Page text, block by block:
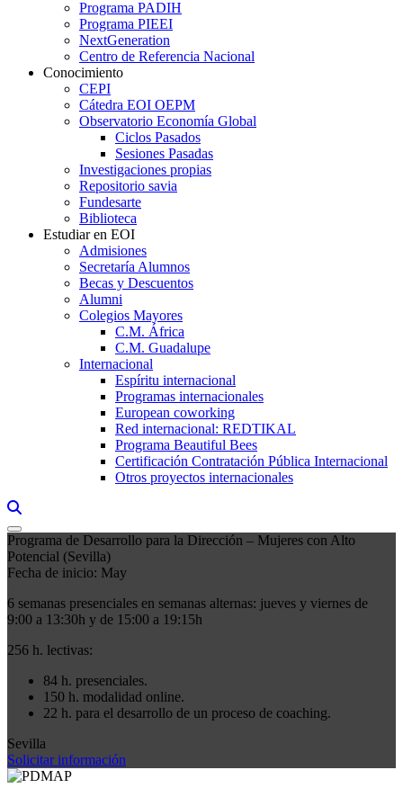
Programa PADIH
Programa PIEEI
NextGeneration
Centro de Referencia Nacional
Conocimiento
CEPI
Cátedra EOI OEPM
Observatorio Economía Global
Ciclos Pasados
Sesiones Pasadas
Investigaciones propias
Repositorio savia
Fundesarte
Biblioteca
Estudiar en EOI
Admisiones
Secretaría Alumnos
Becas y Descuentos
Alumni
Colegios Mayores
C.M. África
C.M. Guadalupe
Internacional
Espíritu internacional
Programas internacionales
European coworking
Red internacional: REDTIKAL
Programa Beautiful Bees
Certificación Contratación Pública Internacional
Otros proyectos internacionales
Programa de Desarrollo para la Dirección – Mujeres con Alto
Potencial (Sevilla)
Fecha de inicio: May
6 semanas presenciales en semanas alternas: jueves y viernes de
9:00 a 13:30h y de 15:00 a 19:15h
256 h. lectivas:
84 h. presenciales.
150 h. modalidad online.
22 h. para el desarrollo de un proceso de coaching.
Sevilla
Solicitar información